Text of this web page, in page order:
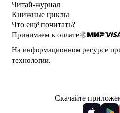
Читай-журнал
Книжные циклы
Что ещё почитать?
Принимаем к оплате
На информационном ресурсе
технологии.
Скачайте